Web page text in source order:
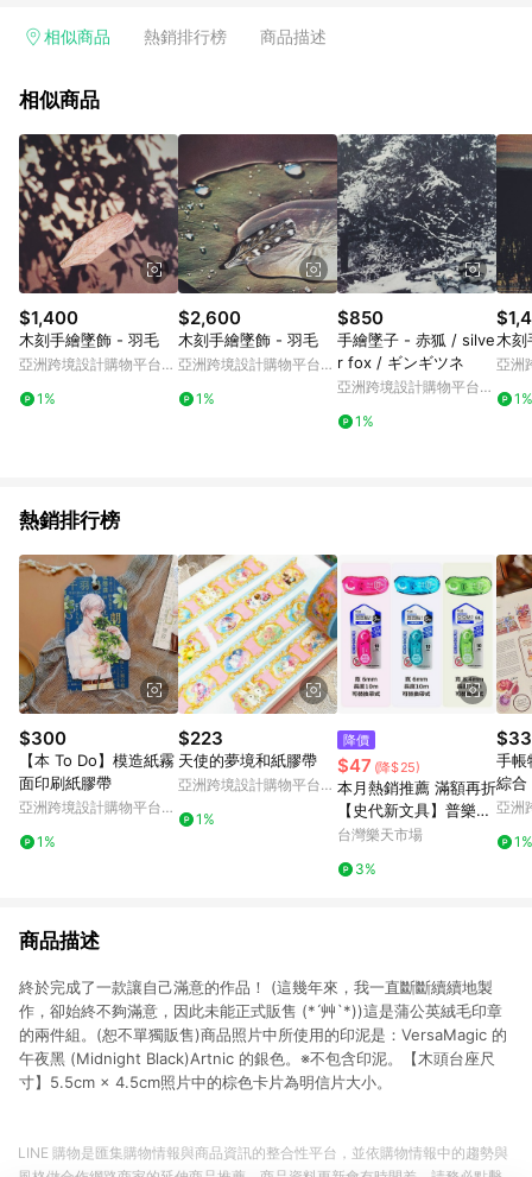
回饋訂單不得享有 Pinkoi 站方優惠，例如首購優惠，P coins，
行為，不具贈點資格，部分退款不在此限。 6. APP 請更新至
貨後 45 天後發送。 8. 群眾募資商品，禮物卡，開館保證金，補
運費，攤位費等不具贈點資格。 9. LINE 購物站上之商品規格、
顏色、價位、贈品如與 Pinkoi 商品資訊頁及購物車不符，以
Pinkoi 購物商品資訊頁及購物車標示為準。 10. 點數紅包使用規
則請以點數紅包活動說明為準。 11. 若於 LINE 購物前往 Pinkoi
頁面後才首次下載 Pinkoi APP 並完成訂單，不符合導購資格；承
上，首次下載 Pinkoi APP 後，需透過 LINE 購物前往 Pinkoi 頁
面，方享導購資格。
相似商品 熱銷排行榜 商品描述
相似商品
$1,400
木刻手繪墜飾 - 羽毛
亞洲跨境設計購物平台
1%
$2,600
木刻手繪墜飾 - 羽毛
亞洲跨境設計購物平台
1%
$850
手繪墜子 - 赤狐 / silve
r fox / ギンギツネ
亞洲跨境設計購物平台
1%
木
亞洲
1%
熱銷排行榜
$300
【本 To Do】模造紙霧
面印刷紙膠帶
亞洲跨境設計購物平台
1%
$223
天使的夢境和紙膠帶
亞洲跨境設計購物平台
1%
降價
$47 (降$25)
本月熱銷推薦 滿額再折
【史代新文具】普樂士
PLUS TG-1111 TG-112
面膠帶/立可貼
台灣樂天市場
3%
手帳
綜合
亞洲
1%
商品描述
終於完成了一款讓自己滿意的作品！ (這幾年來，我一直斷斷續續地製
作，卻始終不夠滿意，因此未能正式販售 (* ́艸`*))這是蒲公英絨毛印章
的兩件組。(恕不單獨販售)商品照片中所使用的印泥是：VersaMagic 的
午夜黑 (Midnight Black)Artnic 的銀色。※不包含印泥。【木頭台座尺
寸】5.5cm × 4.5cm照片中的棕色卡片為明信片大小。
LINE 購物是匯集購物情報與商品資訊的整合性平台，並依購物情報中的趨勢與